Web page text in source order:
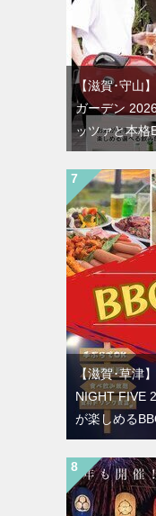
【滋賀･守山
ガーデン
ッツァと本格
【滋賀･草津
NIGHT FIVE
が楽しめる